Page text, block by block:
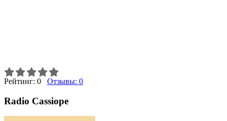
Рейтинг: 0 Отзывы: 0
Radio Cassiope